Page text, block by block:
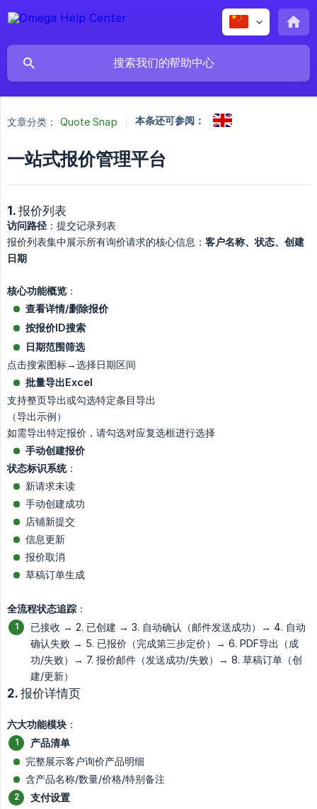
文章分类： Quote Snap 本条还可参阅：
一站式报价管理平台
1. 报价列表
访问路径 ：提交记录列表
报价列表集中展示所有询价请求的核心信息： 客户名称、状态、创建
日期
核心功能概览 ：
查看详情/删除报价
按报价ID搜索
日期范围筛选
点击搜索图标→选择日期区间
批量导出Excel
支持整页导出或勾选特定条目导出
（导出示例）
如需导出特定报价，请勾选对应复选框进行选择
手动创建报价
状态标识系统：
新请求未读
手动创建成功
店铺新提交
信息更新
报价取消
草稿订单生成
全流程状态追踪 ：
已接收 → 2. 已创建 → 3. 自动确认（邮件发送成功）→ 4. 自动
确认失败 → 5. 已报价（完成第三步定价）→ 6. PDF导出（成
功/失败）→ 7. 报价邮件（发送成功/失败）→ 8. 草稿订单（创
建/更新）
2. 报价详情页
六大功能模块 ：
产品清单
完整展示客户询价产品明细
含产品名称/数量/价格/特别备注
支付设置